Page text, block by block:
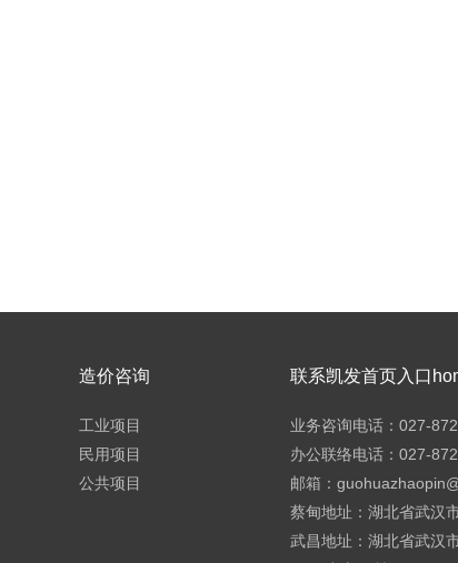
造价咨询
工业项目
民用项目
公共项目
联系凯发首页入口
业务咨询电话：027-
办公联络电话：027-
邮箱：
蔡甸地址：湖北省武汉
武昌地址：湖北省武汉